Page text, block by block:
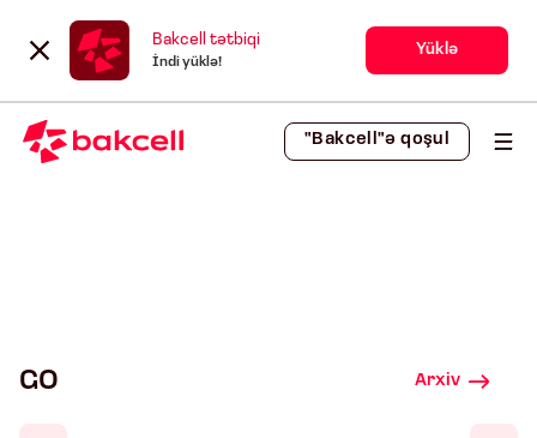
Bakcell tətbiqi
İndi yüklə!
Yüklə
"Bakcell"ə qoşul
GO Arxiv